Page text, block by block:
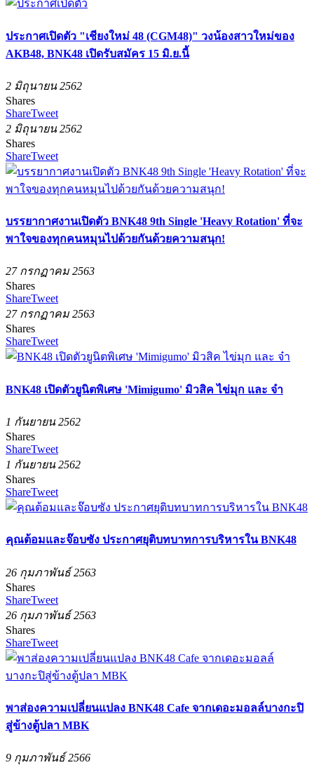
ประกาศเปิดตัว "เชียงใหม่ 48 (CGM48)" วงน้องสาวใหม่ของ
AKB48, BNK48 เปิดรับสมัคร 15 มิ.ย.นี้
2 มิถุนายน 2562
Shares
ShareTweet
2 มิถุนายน 2562
Shares
ShareTweet
บรรยากาศงานเปิดตัว BNK48 9th Single 'Heavy Rotation' ที่จะ
พาใจของทุกคนหมุนไปด้วยกันด้วยความสนุก!
27 กรกฏาคม 2563
Shares
ShareTweet
27 กรกฏาคม 2563
Shares
ShareTweet
BNK48 เปิดตัวยูนิตพิเศษ 'Mimigumo' มิวสิค ไข่มุก และ จ๋า
1 กันยายน 2562
Shares
ShareTweet
1 กันยายน 2562
Shares
ShareTweet
คุณต้อมและจ๊อบซัง ประกาศยุติบทบาทการบริหารใน BNK48
26 กุมภาพันธ์ 2563
Shares
ShareTweet
26 กุมภาพันธ์ 2563
Shares
ShareTweet
พาส่องความเปลี่ยนแปลง BNK48 Cafe จากเดอะมอลล์บางกะปิ
สู่ข้างตู้ปลา MBK
9 กุมภาพันธ์ 2566